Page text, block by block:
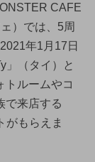
CAFE
）では、5周
年1月17日
」（タイ）と
トルームやコ
で来店する
がもらえま